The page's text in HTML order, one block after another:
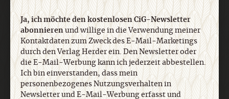
Jetzt anmelden
Ja, ich möchte den kostenlosen CiG-Newsletter
abonnierenund willige in die Verwendung meiner
Kontaktdaten zum Zweck des E-Mail-Marketings
durch den Verlag Herder ein. Den Newsletter oder
die E-Mail-Werbung kann ich jederzeit abbestellen.
Ich bin einverstanden, dass mein
personenbezogenes Nutzungsverhalten in
Newsletter und E-Mail-Werbung erfasst und